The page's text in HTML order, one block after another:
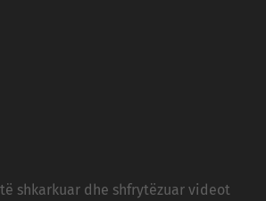
shkarkuar dhe shfrytëzuar videot